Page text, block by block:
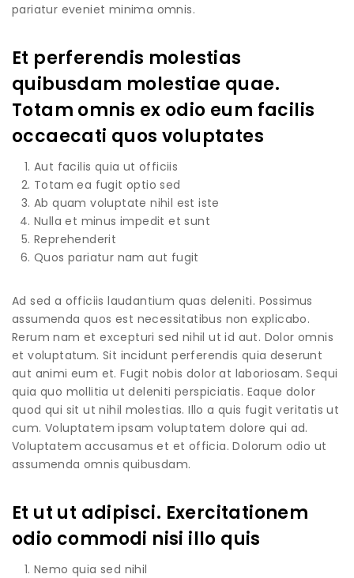
pariatur eveniet minima omnis.
Et perferendis molestias
quibusdam molestiae quae.
Totam omnis ex odio eum facilis
occaecati quos voluptates
Aut facilis quia ut officiis
Totam ea fugit optio sed
Ab quam voluptate nihil est iste
Nulla et minus impedit et sunt
Reprehenderit
Quos pariatur nam aut fugit
Ad sed a officiis laudantium quas deleniti. Possimus
assumenda quos est necessitatibus non explicabo.
Rerum nam et excepturi sed nihil ut id aut. Dolor omnis
et voluptatum. Sit incidunt perferendis quia deserunt
aut animi eum et. Fugit nobis dolor at laboriosam. Sequi
quia quo mollitia ut deleniti perspiciatis. Eaque dolor
quod qui sit ut nihil molestias. Illo a quis fugit veritatis ut
cum. Voluptatem ipsam voluptatem dolore qui ad.
Voluptatem accusamus et et officia. Dolorum odio ut
assumenda omnis quibusdam.
Et ut ut adipisci. Exercitationem
odio commodi nisi illo quis
Nemo quia sed nihil